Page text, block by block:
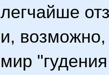
легчайше
и,
мир